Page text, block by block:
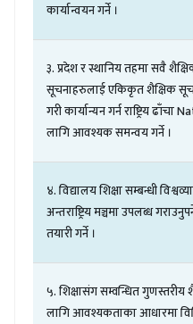
कार्यान्वयनगर्ने ।
३.प्रदेशरस्थानियतहमासवै
सूचनाहरुलाईएकिकृतशैक्षिक
गरीकार्यान्यनगर्नराष्ट्रियढाँचा
लागिआवश्यकसमन्वयगर्ने ।
४.विद्यालयशिक्षासम्बन्धी
अन्तराष्ट्रियमञ्चमाउपलब्ध
तयारीगर्ने ।
५.शिक्षासंगसम्वन्धितगुणस्तरीय
लागिआवश्यकताकाआधारमा